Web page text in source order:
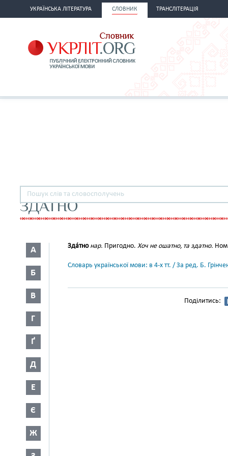
УКРАЇНСЬКА ЛІТЕРАТУРА СЛОВНИК ТРАНСЛІТЕРАЦІЯ
ЗДАТНО
А
Б
В
Г
Ґ
Д
Е
Є
Ж
Зда́тно нар. Пригодно. Хоч не ошатно, та здатно.
Словарь української мови: в 4-х тт. / За ред. Б.
Поділитись: